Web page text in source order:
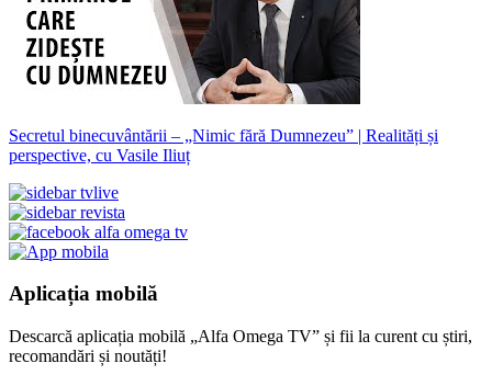
Secretul binecuvântării – „Nimic fără Dumnezeu” | Realități și
perspective, cu Vasile Iliuț
Aplicația mobilă
Descarcă aplicația mobilă „Alfa Omega TV” și fii la curent cu știri,
recomandări și noutăți!